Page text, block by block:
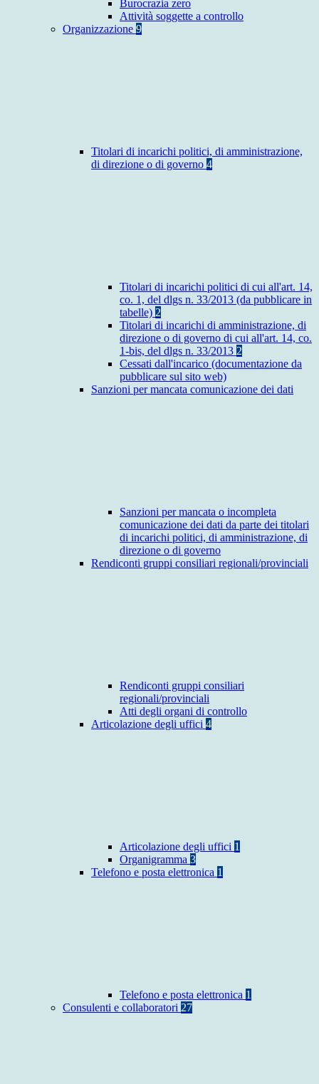
Burocrazia zero
Attività soggette a controllo
Organizzazione 9
Titolari di incarichi politici, di amministrazione,
di direzione o di governo 4
Titolari di incarichi politici di cui all'art. 14,
co. 1, del dlgs n. 33/2013 (da pubblicare in
tabelle) 2
Titolari di incarichi di amministrazione, di
direzione o di governo di cui all'art. 14, co.
1-bis, del dlgs n. 33/2013 2
Cessati dall'incarico (documentazione da
pubblicare sul sito web)
Sanzioni per mancata comunicazione dei dati
Sanzioni per mancata o incompleta
comunicazione dei dati da parte dei titolari
di incarichi politici, di amministrazione, di
direzione o di governo
Rendiconti gruppi consiliari regionali/provinciali
Rendiconti gruppi consiliari
regionali/provinciali
Atti degli organi di controllo
Articolazione degli uffici 4
Articolazione degli uffici 1
Organigramma 3
Telefono e posta elettronica 1
Telefono e posta elettronica 1
Consulenti e collaboratori 27